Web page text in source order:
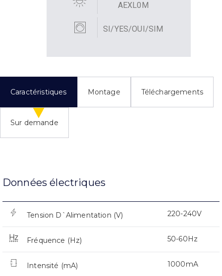
AEXL0M
SI/YES/OUI/SIM
Caractéristiques Montage Téléchargements
Sur demande
Données électriques
Tension D`Alimentation (V) 220-240V
Fréquence (Hz) 50-60Hz
Intensité (mA) 1000mA